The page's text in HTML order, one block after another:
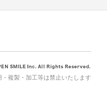
複製・加工等は禁止いたします